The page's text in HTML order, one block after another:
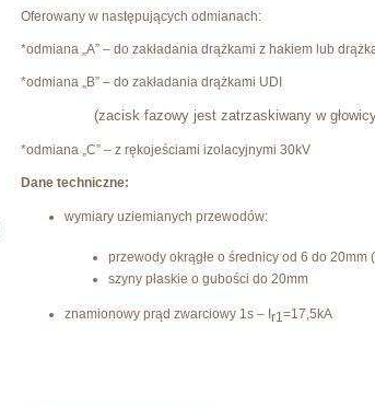
Oferowany w następujących odmianach:
*odmiana „A” – do zakładania drążkami z hakiem lub
*odmiana „B” – do zakładania drążkami UDI
(zacisk fazowy jest zatrzaskiwany w
*odmiana „C” – z rękojeściami izolacyjnymi 30kV
Dane techniczne:
wymiary uziemianych przewodów:
przewody okrągłe o średnicy od 6 do 20mm
szyny płaskie o gubości do 20mm
znamionowy prąd zwarciowy 1s – I r1=17,5kA